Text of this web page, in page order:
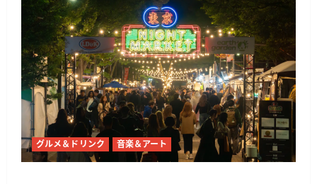
グルメ＆ドリンク 音楽＆アート